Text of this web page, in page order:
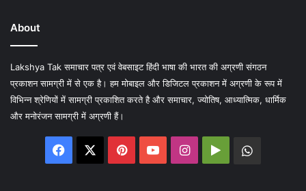
About
Lakshya Tak समाचार पत्र एवं वेबसाइट हिंदी भाषा की भारत की अग्रणी संगठन
प्रकाशन सामग्री में से एक है। हम मोबाइल और डिजिटल प्रकाशन में अग्रणी के रूप में
विभिन्न श्रेणियों में सामग्री प्रकाशित करते है और समाचार, ज्योतिष, आध्यात्मिक, धार्मिक
और मनोरंजन सामग्री में अग्रणी हैं।
Facebook PinterestYouTubeInstagram
Google